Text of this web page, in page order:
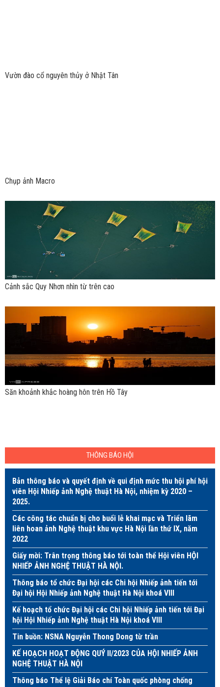
Vườn đào cổ nguyên thủy ở Nhật Tân
Chụp ảnh Macro
Cảnh sắc Quy Nhơn nhìn từ trên cao
Săn khoảnh khắc hoàng hôn trên Hồ Tây
THÔNG BÁO HỘI
Bản thông báo và quyết định về qui định mức thu hội phí hội
viên Hội Nhiếp ảnh Nghệ thuật Hà Nội, nhiệm kỳ 2020 –
2025.
Các công tác chuẩn bị cho buổi lễ khai mạc và Triển lãm
liên hoan ảnh Nghệ thuật khu vực Hà Nội lần thứ IX, năm
2022
Giấy mời: Trân trọng thông báo tới toàn thể Hội viên HỘI
NHIẾP ẢNH NGHỆ THUẬT HÀ NỘI.
Thông báo tổ chức Đại hội các Chi hội Nhiếp ảnh tiến tới
Đại hội Hội Nhiếp ảnh Nghệ thuật Hà Nội khoá VIII
Kế hoạch tổ chức Đại hội các Chi hội Nhiếp ảnh tiến tới Đại
hội Hội Nhiếp ảnh Nghệ thuật Hà Nội khoá VIII
Tin buồn: NSNA Nguyễn Thong Dong từ trần
KẾ HOẠCH HOẠT ĐỘNG QUÝ II/2023 CỦA HỘI NHIẾP ẢNH
NGHỆ THUẬT HÀ NỘI
Thông báo Thể lệ Giải Báo chí Toàn quốc phòng chống